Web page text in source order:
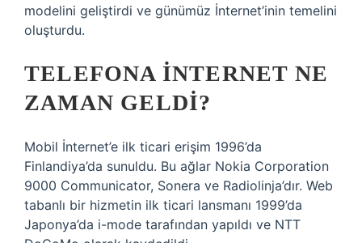
modelini geliştirdi ve günümüz İnternet’inin temelini
oluşturdu.
TELEFONA INTERNET NE
ZAMAN GELDI?
Mobil İnternet’e ilk ticari erişim 1996’da
Finlandiya’da sunuldu. Bu ağlar Nokia Corporation
9000 Communicator, Sonera ve Radiolinja’dır. Web
tabanlı bir hizmetin ilk ticari lansmanı 1999’da
Japonya’da i-mode tarafından yapıldı ve NTT